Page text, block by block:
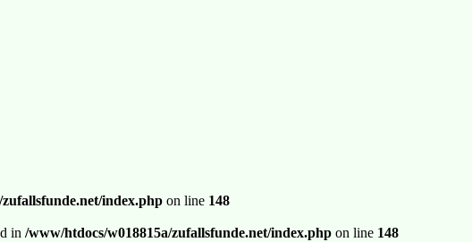
index.php on line 148
in /www/htdocs/w018815a/zufallsfunde.net/index.php on line 148